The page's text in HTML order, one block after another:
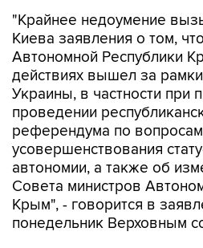
"Крайнее недоумение
Киева заявления о том,
Автономной Республики
действиях вышел за
Украины, в частности при
проведении
референдума по вопросам
усовершенствования
автономии, а также об
Совета министров
Крым", - говорится в
понедельник Верховным